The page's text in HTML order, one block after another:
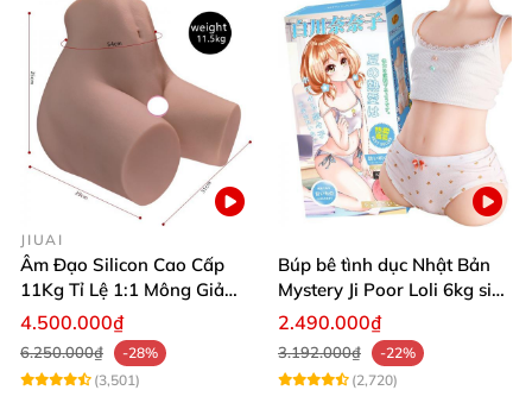
JIUAI
Âm Đạo Silicon Cao Cấp
11Kg Tỉ Lệ 1:1 Mông Giả
Nguyên Khối Kích Thước
Thật Jiuai Nhật Bản
4.500.000₫
6.250.000₫
-28%
(3,501)
Búp bê tình dục Nhật Bản
Mystery Ji Poor Loli 6kg siêu
thực
2.490.000₫
3.192.000₫
-22%
(2,720)